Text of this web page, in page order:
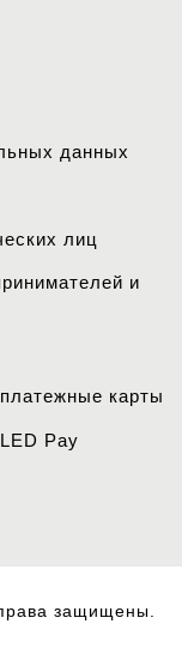
данных
лиц
и
карты
Pay
защищены.